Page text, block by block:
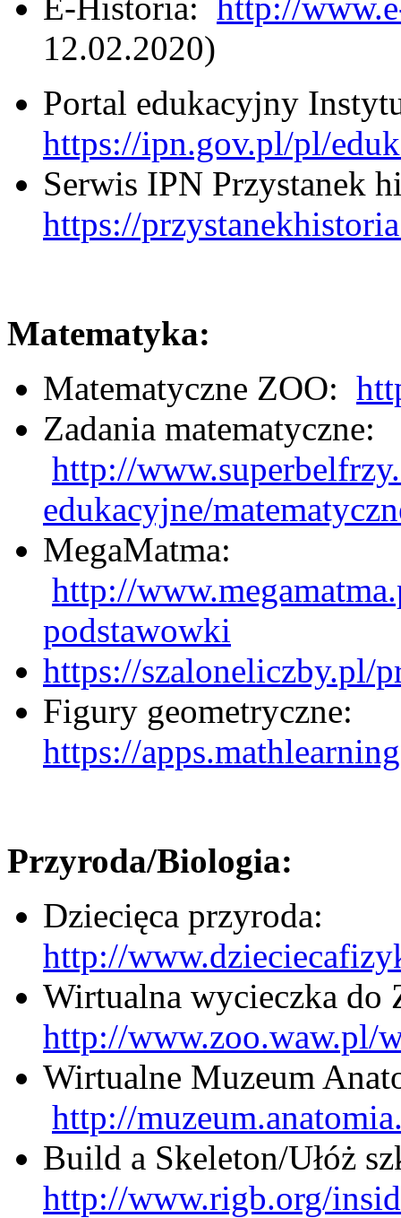
12.02.2020)
Portal edukacyjny
https://ipn.gov.pl/pl/
Serwis IPN Przystanek
https://
Matematyka:
Matematyczne ZOO:
Zadania matematyczne:
http://
edukacyjne/
MegaMatma:
http://
podstawowki
https://szaloneliczby.pl/
Figury geometryczne:
https://
Przyroda/Biologia:
Dziecięca przyroda:
http://
Wirtualna wycieczka
http://www.zoo.waw.pl/
Wirtualne Muzeum
http://
Build a Skeleton/Ułóż
http://www.rigb.org/